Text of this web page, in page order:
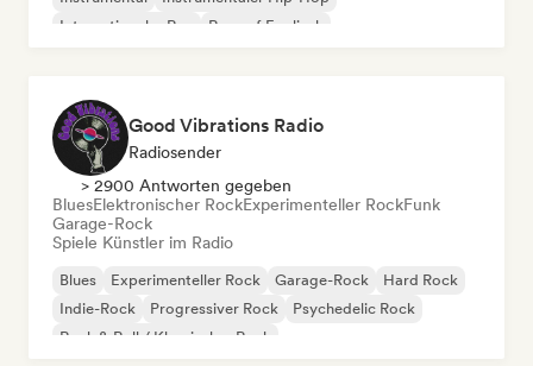
Internationaler Rap
Rap auf Englisch
Good Vibrations Radio
Radiosender
> 2900 Antworten gegeben
BluesElektronischer RockExperimenteller RockFunk
Garage-Rock
Spiele Künstler im Radio
Blues Experimenteller Rock Garage-Rock
Hard Rock
Indie-Rock
Progressiver Rock
Psychedelic Rock
Rock & Roll / Klassischer Rock